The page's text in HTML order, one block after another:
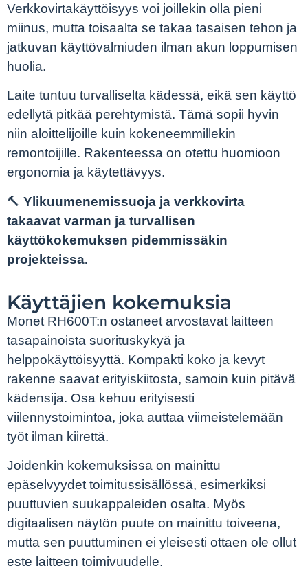
Verkkovirtakäyttöisyys voi joillekin olla pieni
miinus, mutta toisaalta se takaa tasaisen tehon ja
jatkuvan käyttövalmiuden ilman akun loppumisen
huolia.
Laite tuntuu turvalliselta kädessä, eikä sen käyttö
edellytä pitkää perehtymistä. Tämä sopii hyvin
niin aloittelijoille kuin kokeneemmillekin
remontoijille. Rakenteessa on otettu huomioon
ergonomia ja käytettävyys.
🔨 Ylikuumenemissuoja ja verkkovirta
takaavat varman ja turvallisen
käyttökokemuksen pidemmissäkin
projekteissa.
Käyttäjien kokemuksia
Monet RH600T:n ostaneet arvostavat laitteen
tasapainoista suorituskykyä ja
helppokäyttöisyyttä. Kompakti koko ja kevyt
rakenne saavat erityiskiitosta, samoin kuin pitävä
kädensija. Osa kehuu erityisesti
viilennystoimintoa, joka auttaa viimeistelemään
työt ilman kiirettä.
Joidenkin kokemuksissa on mainittu
epäselvyydet toimitussisällössä, esimerkiksi
puuttuvien suukappaleiden osalta. Myös
digitaalisen näytön puute on mainittu toiveena,
mutta sen puuttuminen ei yleisesti ottaen ole ollut
este laitteen toimivuudelle.